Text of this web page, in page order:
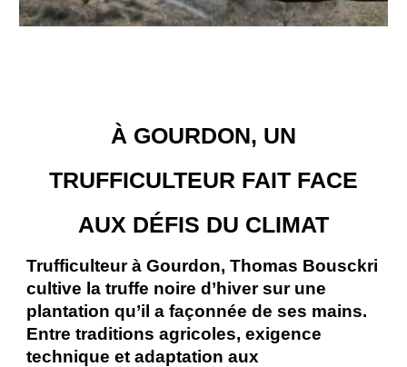
À GOURDON, UN
TRUFFICULTEUR FAIT FACE
AUX DÉFIS DU CLIMAT
Trufficulteur à Gourdon, Thomas Bousckri
cultive la truffe noire d’hiver sur une
plantation qu’il a façonnée de ses mains.
Entre traditions agricoles, exigence
technique et adaptation aux